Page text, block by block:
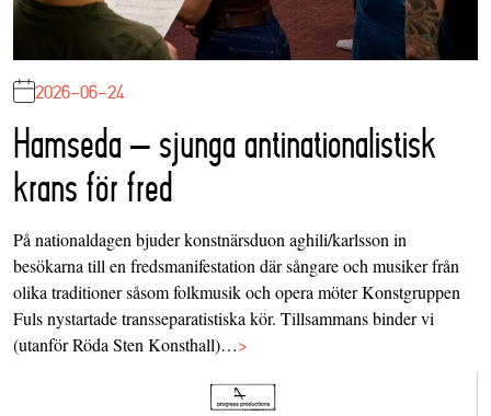
2026-06-24
Hamseda – sjunga antinationalistisk
krans för fred
På nationaldagen bjuder konstnärsduon aghili/karlsson in
besökarna till en fredsmanifestation där sångare och musiker från
olika traditioner såsom folkmusik och opera möter Konstgruppen
Fuls nystartade transseparatistiska kör. Tillsammans binder vi
(utanför Röda Sten Konsthall)…>